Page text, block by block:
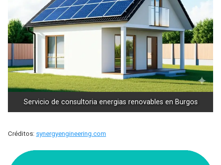
Servicio de consultoria energias renovables en Burgos
Créditos: synergyengineering.com